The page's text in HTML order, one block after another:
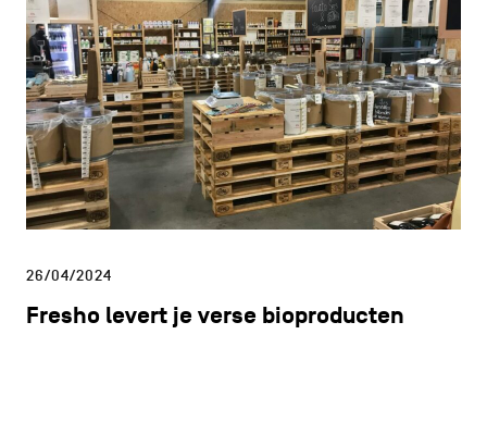
26/04/2024
Fresho levert je verse bioproducten